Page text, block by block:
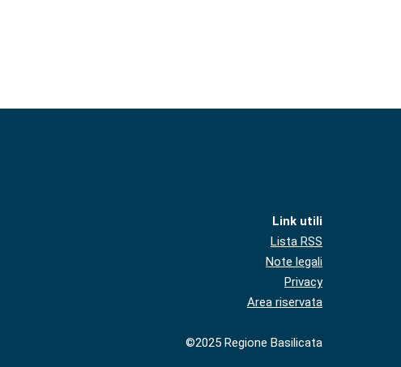
Link utili
Lista RSS
Note legali
Privacy
Area riservata
©2025 Regione Basilicata